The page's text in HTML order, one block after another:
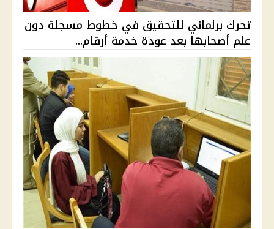
تحرك برلماني للتحقيق في خطوط مسجلة دون
علم أصحابها بعد عودة خدمة أرقام...